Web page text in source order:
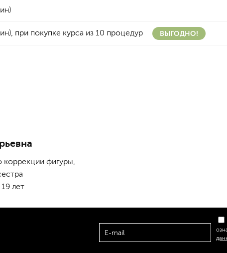
при покупке курса из 10 процедур ВЫГОДНО!
коррекции фигуры,
19 лет